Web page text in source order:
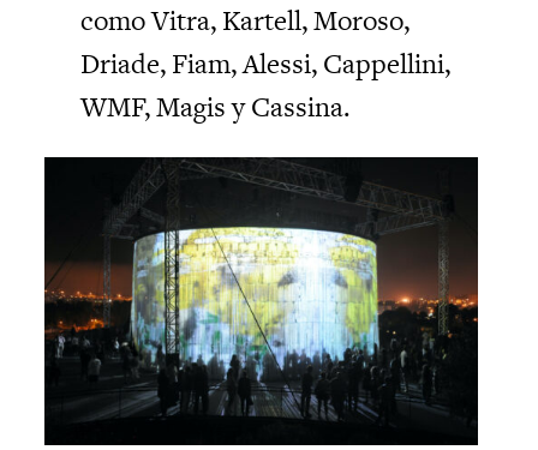
como Vitra, Kartell, Moroso,
Driade, Fiam, Alessi, Cappellini,
WMF, Magis y Cassina.